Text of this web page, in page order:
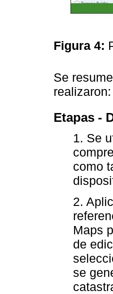
Figura 4:
Se
realizaron:
Etapas -
1. Se
como
2.
Maps
de
se